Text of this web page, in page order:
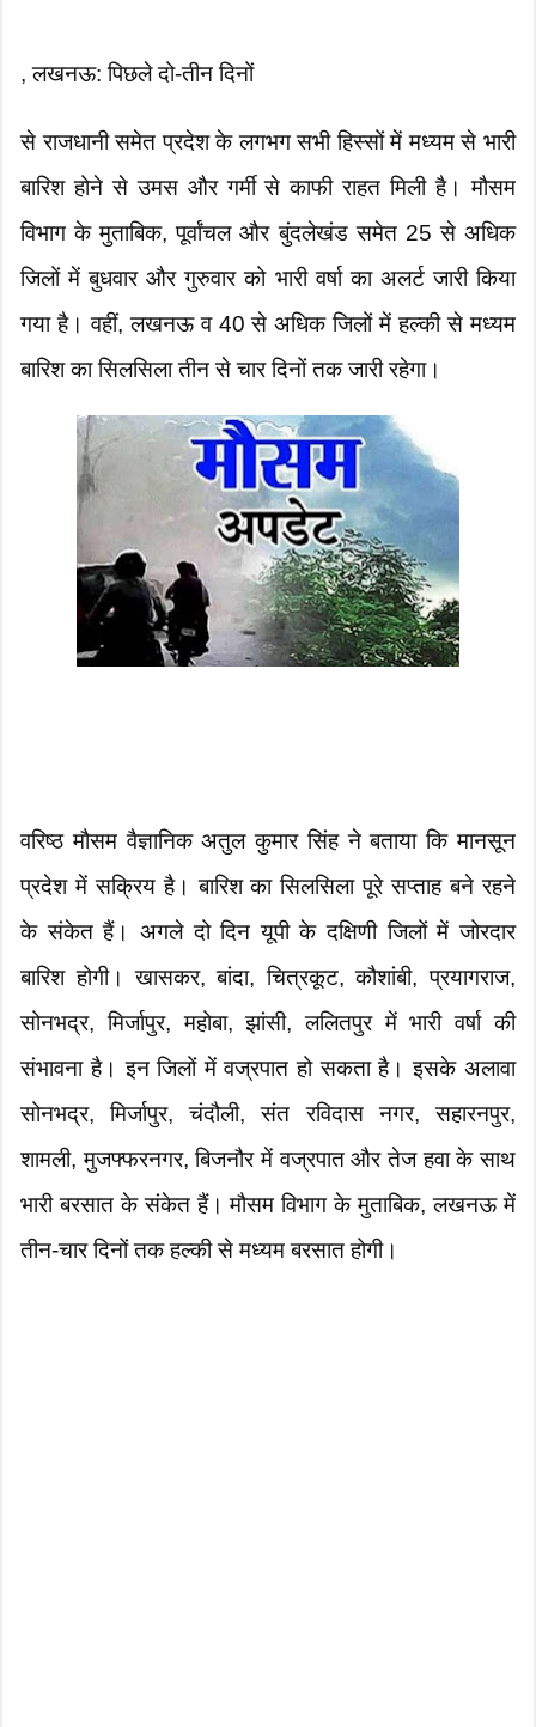
, लखनऊ: पिछले दो-तीन दिनों
से राजधानी समेत प्रदेश के लगभग सभी हिस्सों में मध्यम से भारी
बारिश होने से उमस और गर्मी से काफी राहत मिली है। मौसम
विभाग के मुताबिक, पूर्वांचल और बुंदलेखंड समेत 25 से अधिक
जिलों में बुधवार और गुरुवार को भारी वर्षा का अलर्ट जारी किया
गया है। वहीं, लखनऊ व 40 से अधिक जिलों में हल्की से मध्यम
बारिश का सिलसिला तीन से चार दिनों तक जारी रहेगा।
वरिष्ठ मौसम वैज्ञानिक अतुल कुमार सिंह ने बताया कि मानसून
प्रदेश में सक्रिय है। बारिश का सिलसिला पूरे सप्ताह बने रहने
के संकेत हैं। अगले दो दिन यूपी के दक्षिणी जिलों में जोरदार
बारिश होगी। खासकर, बांदा, चित्रकूट, कौशांबी, प्रयागराज,
सोनभद्र, मिर्जापुर, महोबा, झांसी, ललितपुर में भारी वर्षा की
संभावना है। इन जिलों में वज्रपात हो सकता है। इसके अलावा
सोनभद्र, मिर्जापुर, चंदौली, संत रविदास नगर, सहारनपुर,
शामली, मुजफ्फरनगर, बिजनौर में वज्रपात और तेज हवा के साथ
भारी बरसात के संकेत हैं। मौसम विभाग के मुताबिक, लखनऊ में
तीन-चार दिनों तक हल्की से मध्यम बरसात होगी।